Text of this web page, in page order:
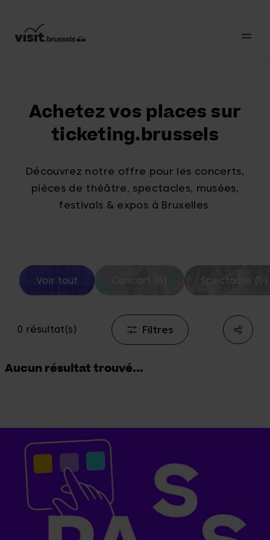
Achetez vos places sur
ticketing.brussels
Découvrez notre offre pour les concerts,
pièces de théâtre, spectacles, musées,
festivals & expos à Bruxelles
Voir tout Concert (0) Spectacle (0)
0 résultat(s) Filtres
Aucun résultat trouvé...